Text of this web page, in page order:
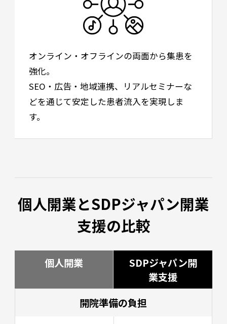
オンライン・オフラインの両面から集患を
強化。
SEO・広告・地域連携、リアルセミナーな
どを通じて安定した患者流入を実現しま
す。
個人開業とSDPジャパン開業
支援の比較
個人開業
SDPジャパン開
業支援
開院準備の負担